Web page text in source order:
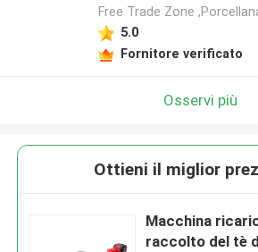
Free Trade Zone
5.0
Fornitore verificato
Osservi più
Ottieni il miglior
Macchina
raccolto del tè